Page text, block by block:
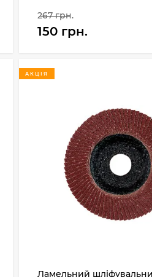
267 грн.
150 грн.
АКЦІЯ
Ламельний